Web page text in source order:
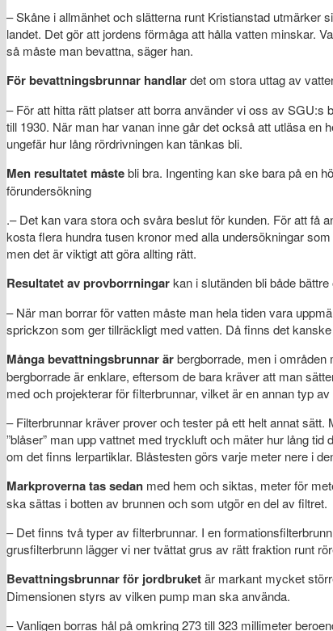
– Skåne i allmänhet och slätterna runt Kristianstad utmärker
landet. Det gör att jordens förmåga att hålla vatten minskar.
så måste man bevattna, säger han.
För bevattningsbrunnar handlardet om stora uttag av
– För att hitta rätt platser att borra använder vi oss av
till 1930. När man har vanan inne går det också att utläsa en
ungefär hur lång rördrivningen kan tänkas bli.
Men resultatet måstebli bra. Ingenting kan ske bara på en
förundersökning
.– Det kan vara stora och svåra beslut för kunden. För att få
kosta flera hundra tusen kronor med alla undersökningar
men det är viktigt att göra allting rätt.
Resultatet av provborrningarkan i slutänden bli både
– När man borrar för vatten måste man hela tiden vara
sprickzon som ger tillräckligt med vatten. Då finns det
Många bevattningsbrunnarärbergborrade, men i
bergborrade är enklare, eftersom de bara kräver att man
med och projekterar för filterbrunnar, vilket är en annan typ
– Filterbrunnar kräver prover och tester på ett helt annat
”blåser” man upp vattnet med tryckluft och mäter hur lång
om det finns lerpartiklar. Blåstesten görs varje meter nere i
Markproverna tas sedan med hem och siktas, meter för
ska sättas i botten av brunnen och som utgör en del av filtret.
– Det finns två typer av filterbrunnar. I en
grusfilterbrunn lägger vi ner tvättat grus av rätt fraktion runt
Bevattningsbrunnar för jordbruketär markant mycket
Dimensionen styrs av vilken pump man ska använda.
– Vanligen borras hål på omkring 273 till 323 millimeter